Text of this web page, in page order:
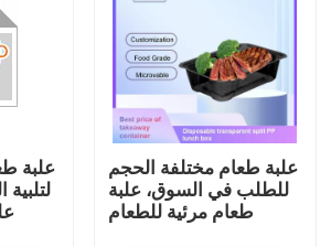
علبة
علبة طعام مختلفة الحجم
للطلب في السوق، علبة
طعام مرئية للطعام